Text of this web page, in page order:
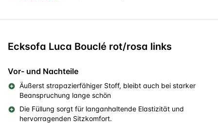
Ecksofa Luca Bouclé rot/rosa links
Vor- und Nachteile
Äußerst strapazierfähiger Stoff, bleibt auch bei starker
Beanspruchung lange schön
Die Füllung sorgt für langanhaltende Elastizität und
hervorragenden Sitzkomfort.